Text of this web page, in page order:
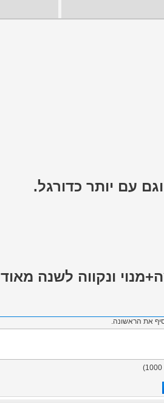
עם יותר כדורגל.
ונקווה לשנה מאוד
את הראשונה.
1000
)